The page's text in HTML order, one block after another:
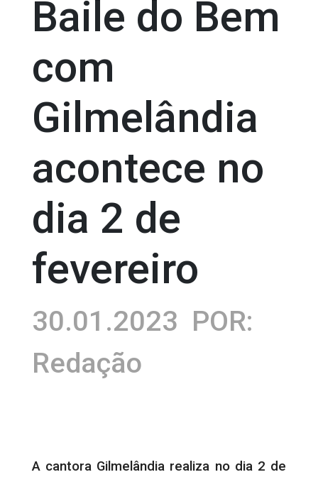
Baile do Bem
com
Gilmelândia
acontece no
dia 2 de
fevereiro
30.01.2023 POR:
Redação
A cantora Gilmelândia realiza no dia 2 de